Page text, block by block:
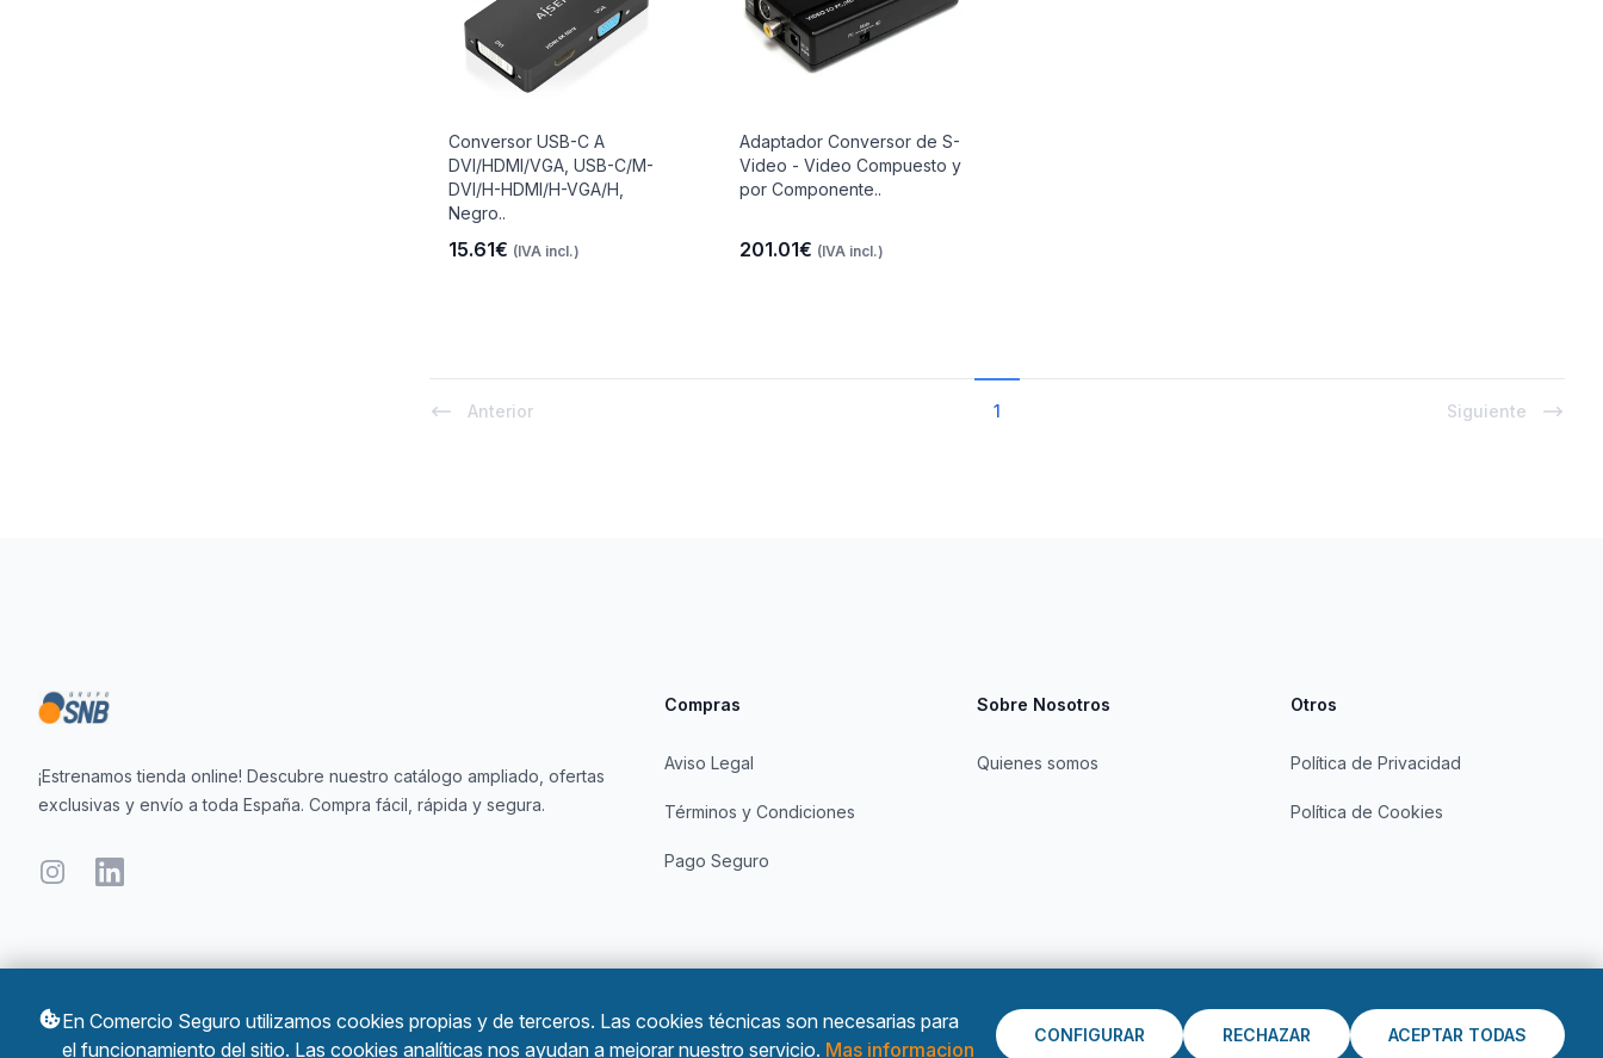
Conversor USB-C A
DVI/HDMI/VGA, USB-C/M-
DVI/H-HDMI/H-VGA/H,
Negro..
15.61€ (IVA incl.)
Adaptador Conversor de S-
Video - Video Compuesto y
por Componente..
201.01€ (IVA incl.)
Anterior 1 Siguiente
¡Estrenamos tienda online! Descubre nuestro catálogo ampliado, ofertas
exclusivas y envío a toda España. Compra fácil, rápida y segura.
InstagramLinkedIn
Compras
Aviso Legal
Términos y Condiciones
Pago Seguro
Sobre Nosotros
Quienes somos
Otros
Política de Privacidad
Política de Cookies
© 2026 Comercio Seguro. Todos los derechos reservados.
En Comercio Seguro utilizamos cookies propias y de terceros. Las cookies técnicas son necesarias para
el funcionamiento del sitio. Las cookies analíticas nos ayudan a mejorar nuestro servicio. Mas informacion
CONFIGURAR RECHAZAR ACEPTAR TODAS